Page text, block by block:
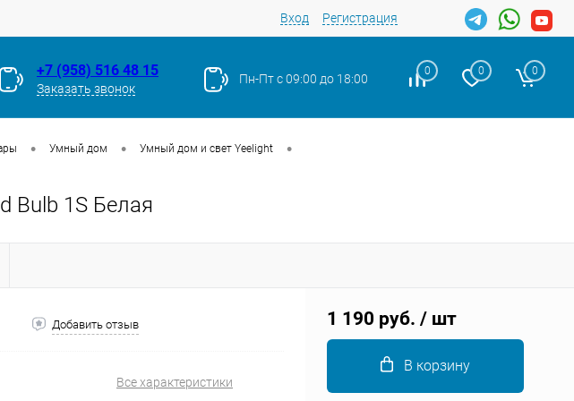
Вход Регистрация
+7 (958) 516 48 15
Заказать звонок
Пн-Пт с 09:00 до 18:00
0 0 0
• Умный дом • Умный дом и свет Yeelight •
Bulb 1S Белая
Добавить отзыв
Все характеристики
1 190 руб. / шт
В корзину